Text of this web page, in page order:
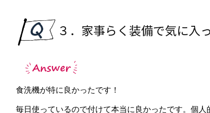
３．家事らく装備で気に入
食洗機が特に良かったです！
毎日使っているので付けて本当に良かったです。個